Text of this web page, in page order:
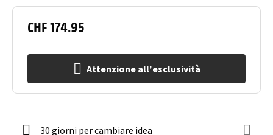
CHF 174.95
Attenzione all'esclusività
30 giorni per cambiare idea